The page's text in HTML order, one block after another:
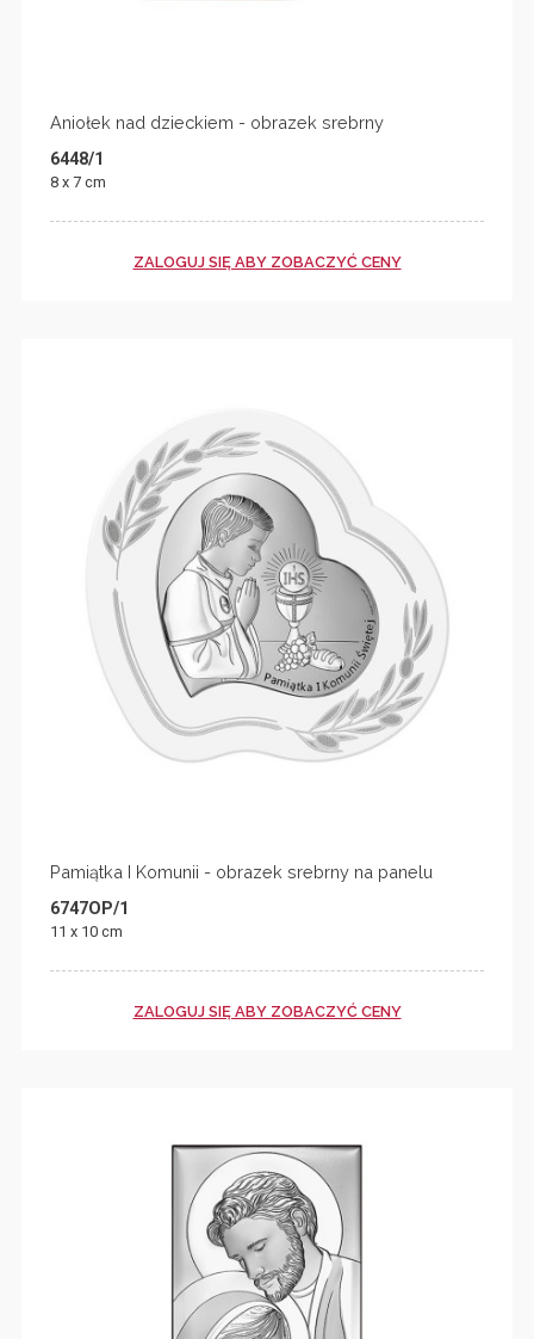
Aniołek nad dzieckiem - obrazek srebrny
6448/1
8 x 7 cm
ZALOGUJ SIĘ ABY ZOBACZYĆ CENY
Pamiątka I Komunii - obrazek srebrny na panelu
6747OP/1
11 x 10 cm
ZALOGUJ SIĘ ABY ZOBACZYĆ CENY